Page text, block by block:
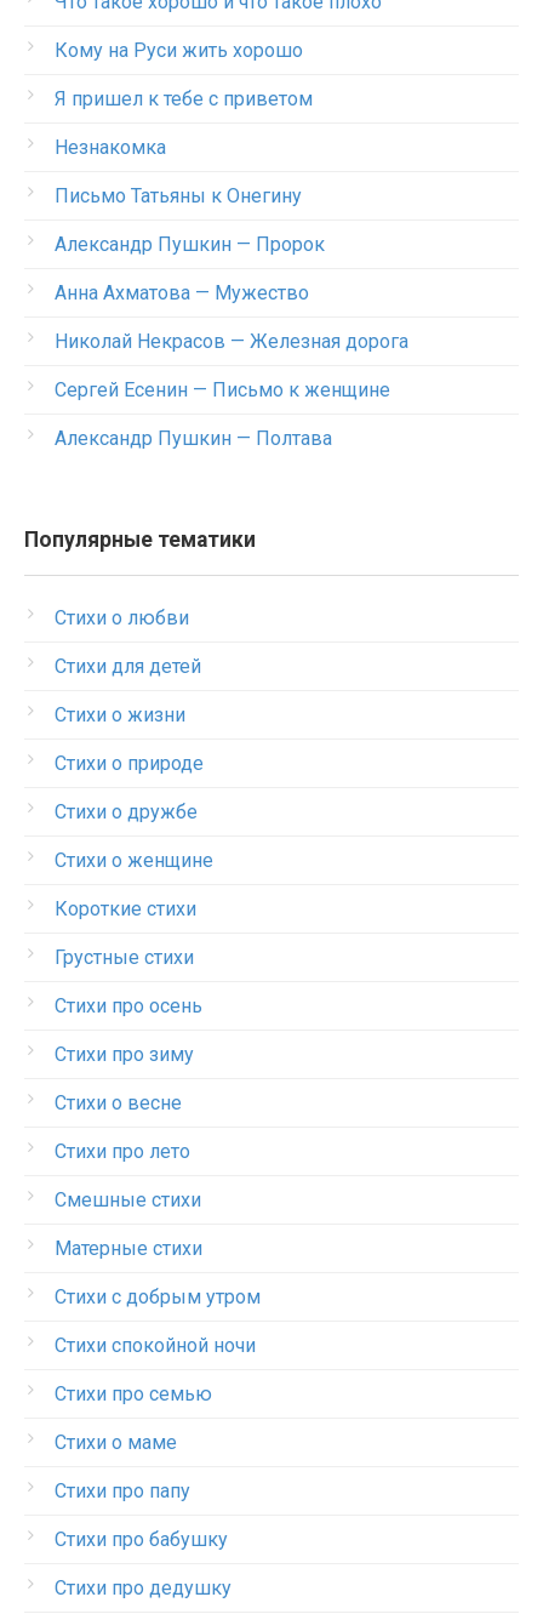
Кому на Руси жить хорошо
Я пришел к тебе с приветом
Незнакомка
Письмо Татьяны к Онегину
Александр Пушкин — Пророк
Анна Ахматова — Мужество
Николай Некрасов — Железная дорога
Сергей Есенин — Письмо к женщине
Александр Пушкин — Полтава
Популярные тематики
Стихи о любви
Стихи для детей
Стихи о жизни
Стихи о природе
Стихи о дружбе
Стихи о женщине
Короткие стихи
Грустные стихи
Стихи про осень
Стихи про зиму
Стихи о весне
Стихи про лето
Смешные стихи
Матерные стихи
Стихи с добрым утром
Стихи спокойной ночи
Стихи про семью
Стихи о маме
Стихи про папу
Стихи про бабушку
Стихи про дедушку